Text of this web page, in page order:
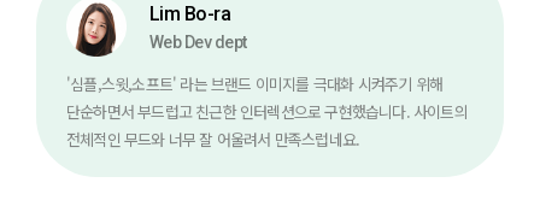
Lim Bo-ra
Web Dev dept
'심플,스윗,소프트' 라는 브랜드 이미지를 극대화 시켜주기 위해
단순하면서 부드럽고 친근한 인터렉션으로 구현했습니다. 사이트의
전체적인 무드와 너무 잘 어울려서 만족스럽네요.